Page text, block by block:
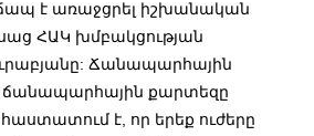
է առաջցրել իշխանական
ՀԱԿ խմբակցության
Ճանապարհային
ճանապարհային քարտեզը
է, որ երեք ուժերը